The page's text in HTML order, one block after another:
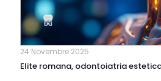
24 Novembre 2025
Elite romana, odontoiatria